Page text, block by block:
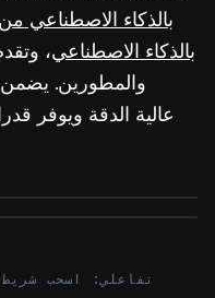
بالذكاء الاصطناعي
بالذكاء الاصطناعي،
والمطورين. يضمن
تفاعلي: اسحب